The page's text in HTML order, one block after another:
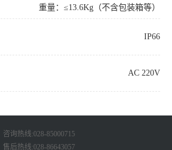
重量：≤13.6Kg（不含包装箱等）
IP66
AC 220V
咨询热线:028-85000715
售后热线:028-86643057